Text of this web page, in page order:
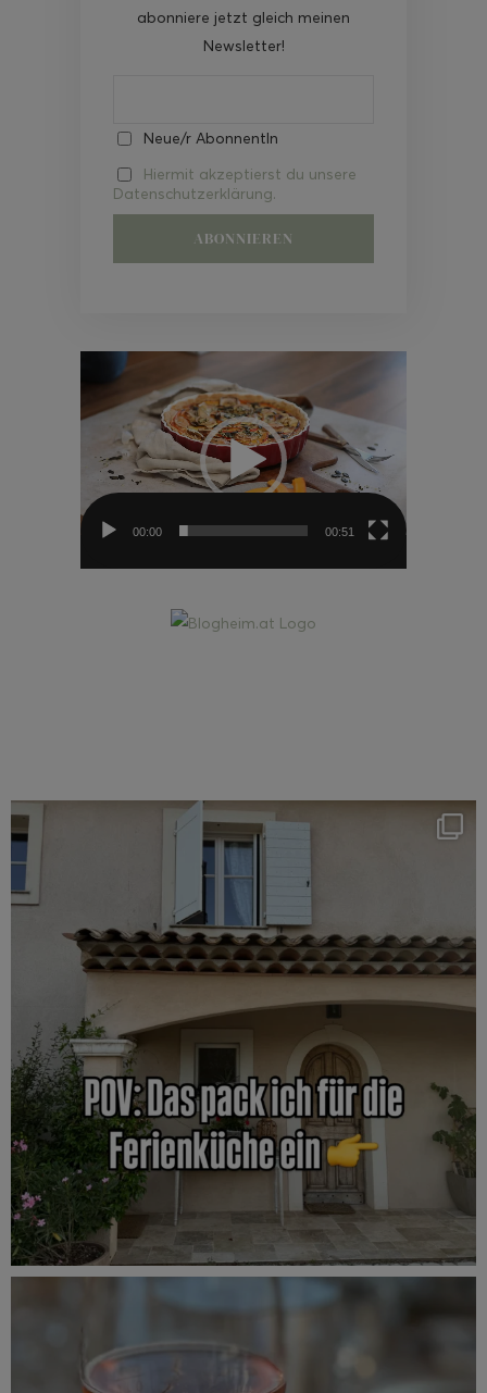
abonniere jetzt gleich meinen
Newsletter!
Neue/r AbonnentIn
Hiermit akzeptierst du unsere
Datenschutzerklärung.
Video-
00:00 00:51